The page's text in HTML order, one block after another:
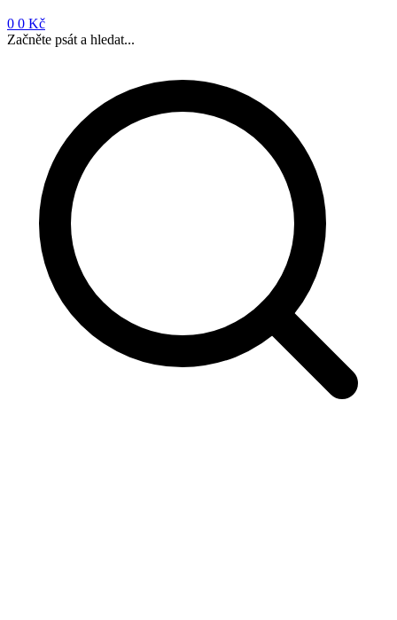
0 0 Kč
Začněte psát a hledat...